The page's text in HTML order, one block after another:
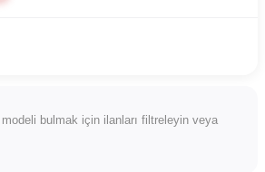
modeli bulmak için ilanları filtreleyin veya